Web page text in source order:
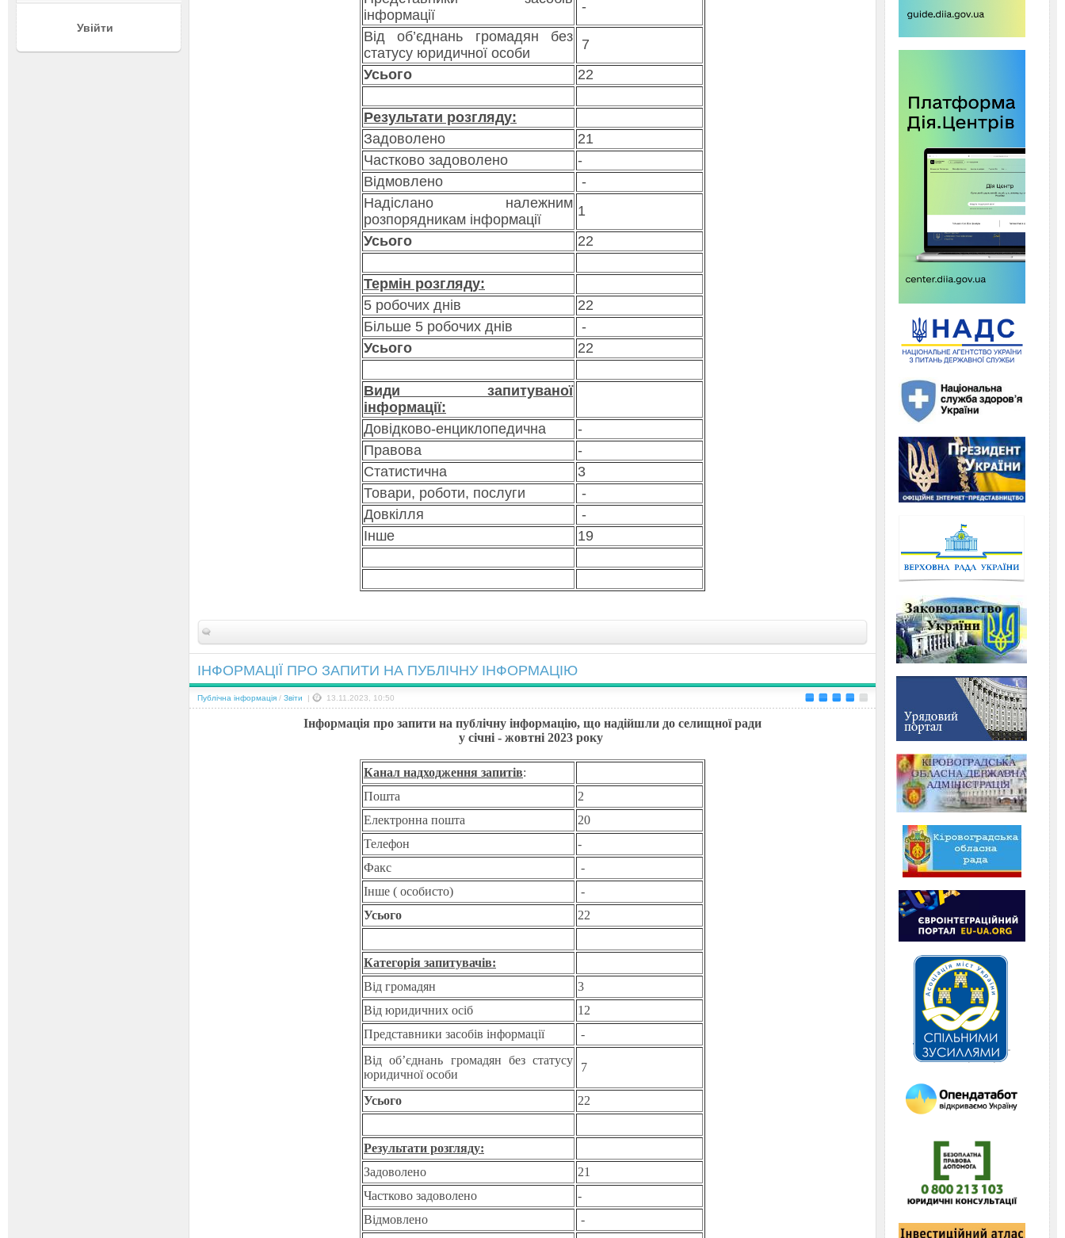
Увійти
інформації
-
Від об’єднань громадян без
статусу юридичної особи
7
Усього
22
Результати розгляду:
Задоволено
21
Частково задоволено
-
Відмовлено
-
Надіслано належним
розпорядникам інформації
1
Усього
22
Термін розгляду:
5 робочих днів
22
Більше 5 робочих днів
-
Усього
22
Види запитуваної
інформації:
Довідково-енциклопедична
-
Правова
-
Статистична
3
Товари, роботи, послуги
-
Довкілля
-
Інше
19
ІНФОРМАЦІЇ ПРО ЗАПИТИ НА ПУБЛІЧНУ ІНФОРМАЦІЮ
Публічна інформація / Звіти | 13.11.2023, 10:50
Інформація про запити на публічну інформацію, що надійшли до селищної ради
у січні - жовтні 2023 року
Канал надходження запитів:
Пошта
2
Електронна пошта
20
Телефон
-
Факс
-
Інше ( особисто)
-
Усього
22
Категорія запитувачів:
Від громадян
3
Від юридичних осіб
12
Представники засобів інформації
-
Від об’єднань громадян без статусу
юридичної особи
7
Усього 22
Результати розгляду:
Задоволено
21
Частково задоволено
-
Відмовлено
-